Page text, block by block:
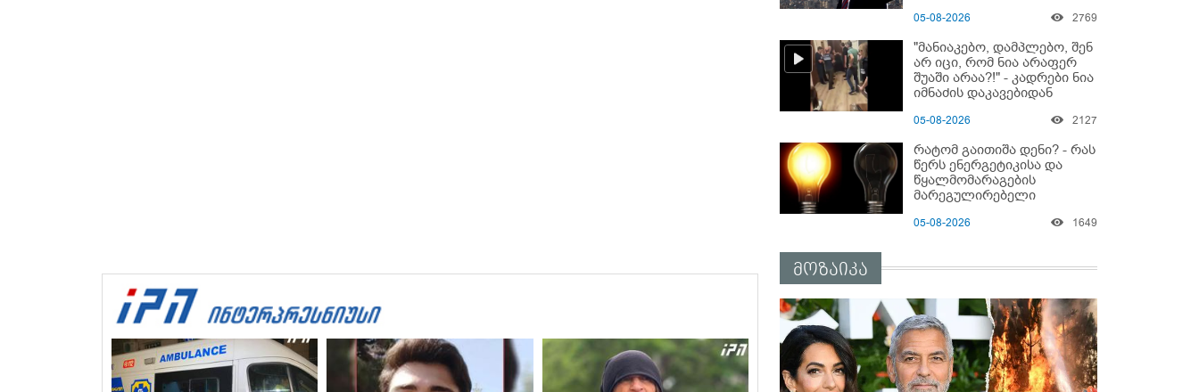
Times
05-08-2026 2769
"მანიაკებო, დამპლებო, შენ
არ იცი, რომ ნია არაფერ
შუაში არაა?!" - კადრები ნია
იმნაძის დაკავებიდან
05-08-2026 2127
რატომ გაითიშა დენი? - რას
წერს ენერგეტიკისა და
წყალმომარაგების
მარეგულირებელი
05-08-2026 1649
მოზაიკა